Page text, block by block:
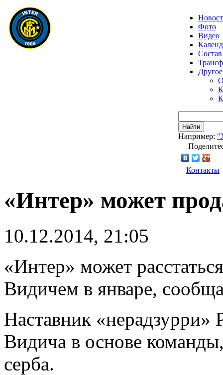
Фото
Видео
Состав
Другое
Найти
Например:
Контакты
«Интер» может
10.12.2014, 21:05
«Интер» может
Видичем в январе,
Наставник
Видича в основе
серба.